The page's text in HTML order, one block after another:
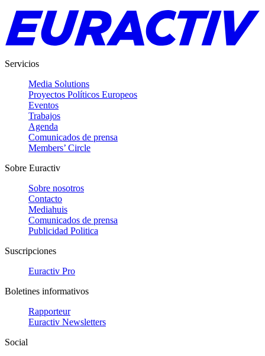
Servicios
Media Solutions
Proyectos Políticos Europeos
Eventos
Trabajos
Agenda
Comunicados de prensa
Members’ Circle
Sobre Euractiv
Sobre nosotros
Contacto
Mediahuis
Comunicados de prensa
Publicidad Politica
Suscripciones
Euractiv Pro
Boletines informativos
Rapporteur
Euractiv Newsletters
Social